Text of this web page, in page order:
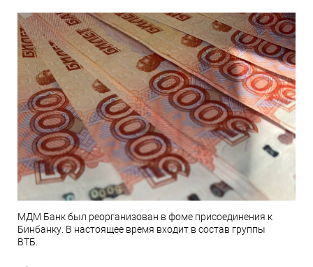
МДМ Банк был реорганизован в фоме присоединения к
Бинбанку. В настоящее время входит в состав группы
ВТБ.